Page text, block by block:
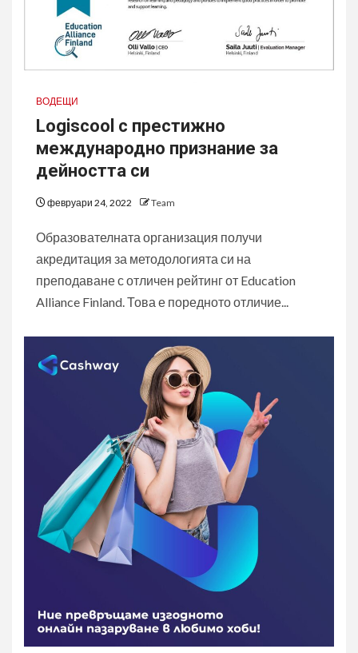
ВОДЕЩИ
Logiscool с престижно
международно признание за
дейността си
февруари 24, 2022 Team
Образователната организация получи
акредитация за методологията си на
преподаване с отличен рейтинг от Education
Alliance Finland. Това е поредното отличие...